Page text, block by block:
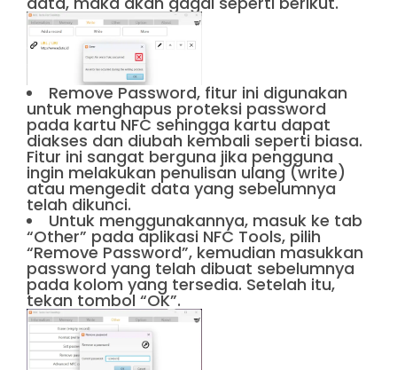
Remove Password, fitur ini digunakan
untuk menghapus proteksi password
pada kartu NFC sehingga kartu dapat
diakses dan diubah kembali seperti biasa.
Fitur ini sangat berguna jika pengguna
ingin melakukan penulisan ulang (write)
atau mengedit data yang sebelumnya
telah dikunci.
Untuk menggunakannya, masuk ke tab
“Other” pada aplikasi NFC Tools, pilih
“Remove Password”, kemudian masukkan
password yang telah dibuat sebelumnya
pada kolom yang tersedia. Setelah itu,
tekan tombol “OK”.